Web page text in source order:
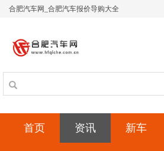
合肥汽车网_合肥汽车报价导购大全
首页 资讯 新车